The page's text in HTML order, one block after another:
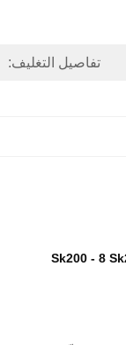
تفاصيل التغليف: